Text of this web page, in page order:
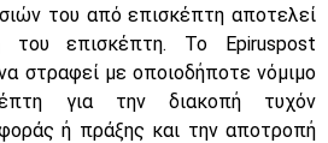
του από επισκέπτη αποτελεί
του επισκέπτη. To Epiruspost
στραφεί με οποιοδήποτε νόμιμο
για την διακοπή τυχόν
ή πράξης και την αποτροπή